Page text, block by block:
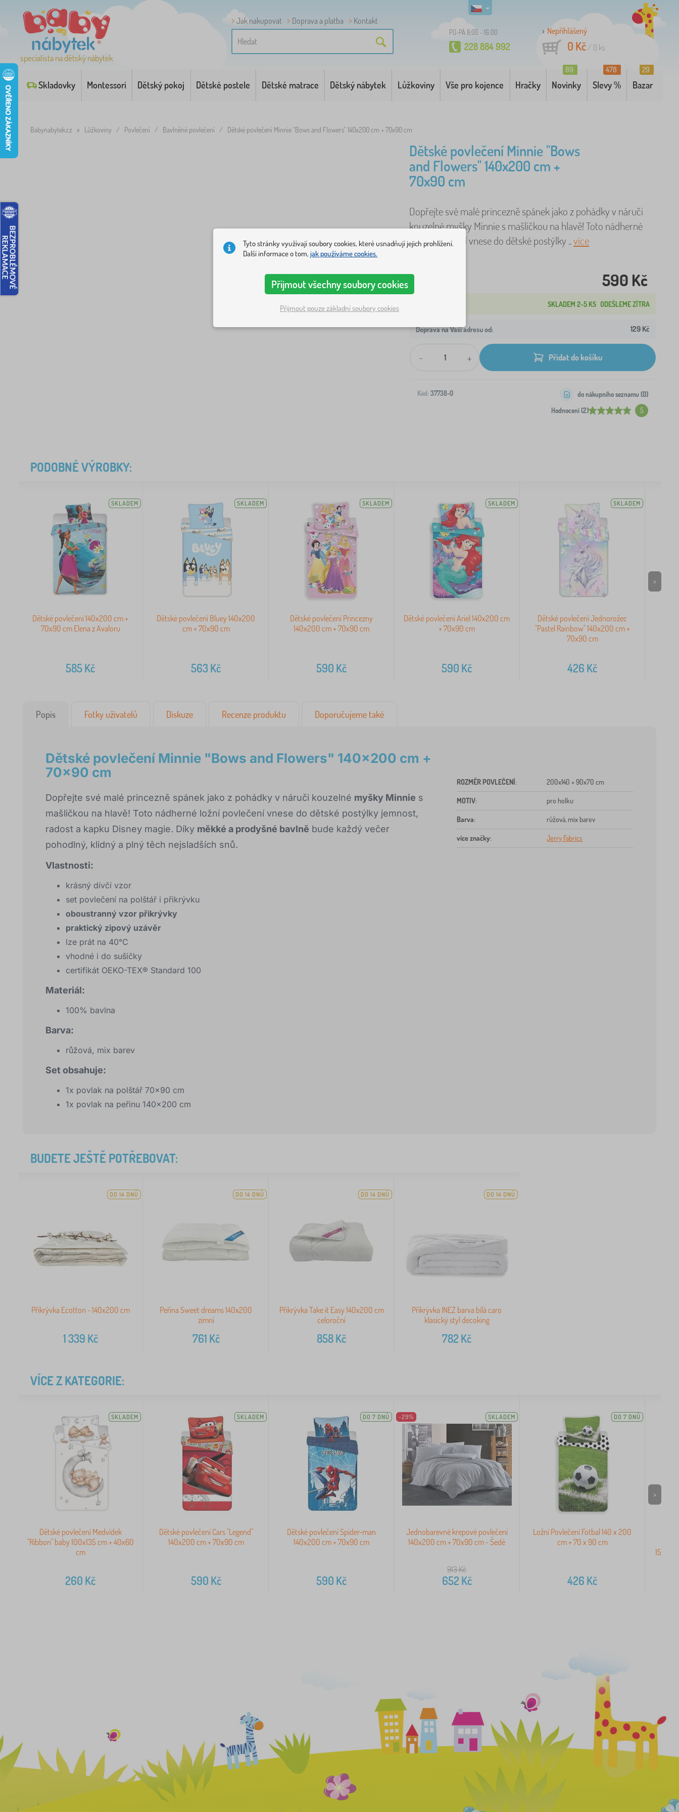
specialista na dětský nábytek
Jak nakupovat Doprava a platba Kontakt
PO-PÁ 8:00 - 16:00
228 884 992
Nepřihlášený
0 Kč/ 0 ks
Skladovky Montessori Dětský pokoj Dětské postele Dětské matrace Dětský nábytek Lůžkoviny Vše pro kojence Hračky Novinky
89
Slevy %
478
Bazar
29
Babynabytek.cz » Lůžkoviny / Povlečení / Bavlněné povlečení / Dětské povlečení Minnie "Bows and Flowers" 140x200 cm + 70x90 cm
Dětské povlečení Minnie "Bows
and Flowers" 140x200 cm +
70x90 cm
Dopřejte své malé princezně spánek jako z pohádky v náruči
kouzelné myšky Minnie s mašličkou na hlavě! Toto nádherné
ložní povlečení vnese do dětské postýlky ..více
590 Kč
SKLADEM 2-5 KS ODEŠLEME ZÍTRA
Doprava na Vaši adresu od: 129 Kč
- + Přidat do košíku
Kód: 37738-0
Hodnocení (2) 5
do nákupního seznamu (0)
PODOBNÉ VÝROBKY:
SKLADEM
Dětské povlečení 140x200 cm +
70x90 cm Elena z Avaloru
585Kč
SKLADEM
Dětské povlečení Bluey 140x200
cm + 70x90 cm
563Kč
SKLADEM
Dětské povlečení Princezny
140x200 cm + 70x90 cm
590 Kč
SKLADEM
Dětské povlečení Ariel 140x200 cm
+ 70x90 cm
590 Kč
SKLADEM
Dětské povlečení Jednorožec
"Pastel Rainbow" 140x200 cm +
70x90 cm
426 Kč
>
Popis Fotky uživatelů Diskuze Recenze produktu Doporučujeme také
Dětské povlečení Minnie "Bows and Flowers" 140x200 cm +
70x90 cm
Dopřejte své malé princezně spánek jako z pohádky v náruči kouzelné myšky Minnie s
mašličkou na hlavě! Toto nádherné ložní povlečení vnese do dětské postýlky jemnost,
radost a kapku Disney magie. Díky měkké a prodyšné bavlně bude každý večer
pohodlný, klidný a plný těch nejsladších snů.
Vlastnosti:
krásný dívčí vzor
set povlečení na polštář i přikrývku
oboustranný vzor přikrývky
praktický zipový uzávěr
lze prát na 40°C
vhodné i do sušičky
certifikát OEKO-TEX® Standard 100
Materiál:
100% bavlna
Barva:
růžová, mix barev
Set obsahuje:
1x povlak na polštář 70x90 cm
1x povlak na peřinu 140x200 cm
ROZMĚR POVLEČENÍ: 200x140 + 90x70 cm
MOTIV: pro holku
Barva: růžová, mix barev
více značky: Jerry Fabrics
BUDETE JEŠTĚ POTŘEBOVAT:
DO 14 DNŮ
Přikrývka Ecotton - 140x200 cm
1 339 Kč
DO 14 DNŮ
Peřina Sweet dreams 140x200
zimní
761 Kč
DO 14 DNŮ
Přikrývka Take it Easy 140x200 cm
celoroční
858Kč
DO 14 DNŮ
Přikrývka INEZ barva bílá caro
klasický styl decoking
782 Kč
VÍCE Z KATEGORIE:
SKLADEM
Dětské povlečení Medvídek
"Ribbon" baby 100x135 cm + 40x60
cm
260 Kč
SKLADEM
Dětské povlečení Cars "Legend"
140x200 cm + 70x90 cm
590 Kč
DO 7 DNŮ
Dětské povlečení Spider-man
140x200 cm + 70x90 cm
590 Kč
-29% SKLADEM
Jednobarevné krepové povlečení
140x200 cm + 70x90 cm - Šedé
913Kč
652 Kč
DO 7 DNŮ
Ložní Povlečení Fotbal 140 x 200
cm + 70 x 90 cm
426 Kč
>
Tyto stránky využívají soubory cookies, které usnadňují jejich prohlížení.
Další informace o tom, jak používáme cookies.
Přijmout všechny soubory cookies
Přijmout pouze základní soubory cookies